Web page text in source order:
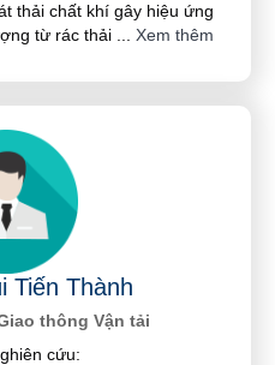
thải chất khí gây hiệu ứng
từ rác thải
Xem thêm
Tiến Thành
thông Vận tải
cứu: